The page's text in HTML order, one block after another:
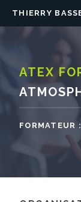
THIERRY
ATEX
FORMATEUR :